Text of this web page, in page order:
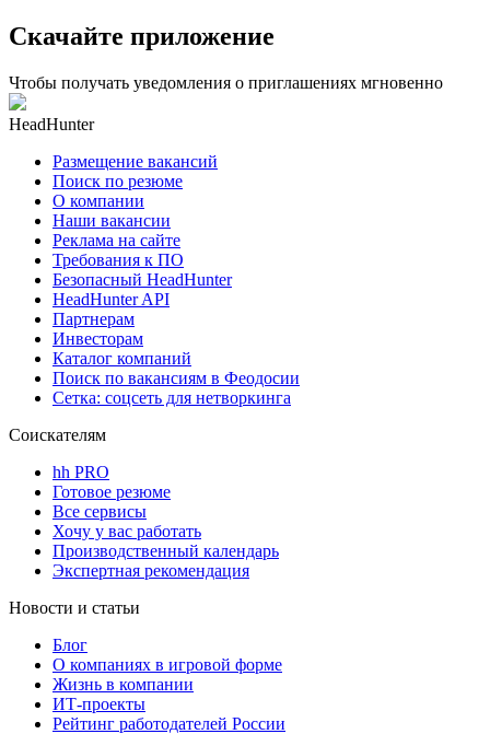
Скачайте приложение
Чтобы получать уведомления о приглашениях мгновенно
HeadHunter
Размещение вакансий
Поиск по резюме
О компании
Наши вакансии
Реклама на сайте
Требования к ПО
Безопасный HeadHunter
HeadHunter API
Партнерам
Инвесторам
Каталог компаний
Поиск по вакансиям в Феодосии
Сетка: соцсеть для нетворкинга
Соискателям
hh PRO
Готовое резюме
Все сервисы
Хочу у вас работать
Производственный календарь
Экспертная рекомендация
Новости и статьи
Блог
О компаниях в игровой форме
Жизнь в компании
ИТ-проекты
Рейтинг работодателей России